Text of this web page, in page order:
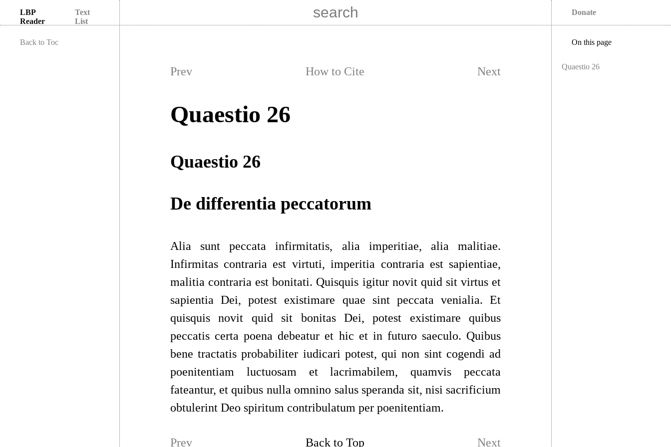
LBP
Reader
Text
List
Donate
Back to Toc
Prev How to Cite Next
Quaestio 26
Quaestio 26
De differentia peccatorum
Alia sunt peccata infirmitatis, alia imperitiae, alia malitiae.
Infirmitas contraria est virtuti, imperitia contraria est sapientiae,
malitia contraria est bonitati. Quisquis igitur novit quid sit virtus et
sapientia Dei, potest existimare quae sint peccata venialia. Et
quisquis novit quid sit bonitas Dei, potest existimare quibus
peccatis certa poena debeatur et hic et in futuro saeculo. Quibus
bene tractatis probabiliter iudicari potest, qui non sint cogendi ad
poenitentiam luctuosam et lacrimabilem, quamvis peccata
fateantur, et quibus nulla omnino salus speranda sit, nisi sacrificium
obtulerint Deo spiritum contribulatum per poenitentiam.
Prev Back to Top Next
On this page
Quaestio 26